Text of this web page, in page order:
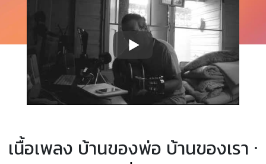
เนื้อเพลง บ้านของพ่อ บ้านของเรา ·